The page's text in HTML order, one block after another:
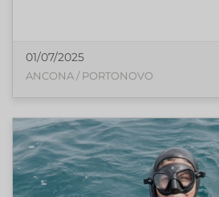
01/07/2025
ANCONA / PORTONOVO